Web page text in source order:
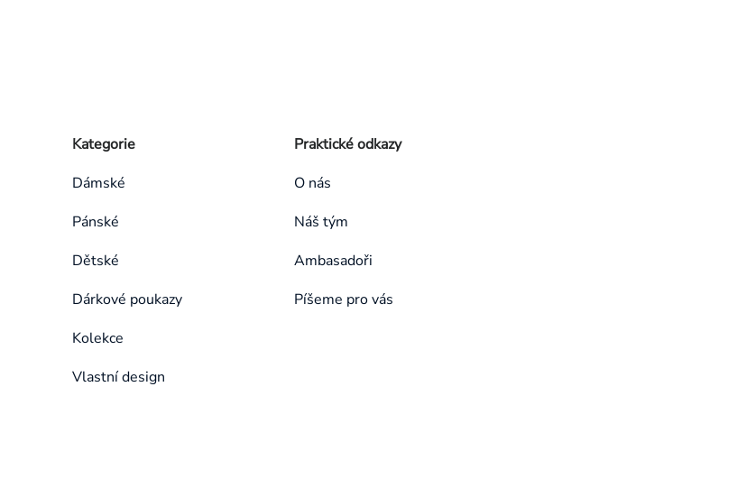
kategorie
Kategorie
Dámské
Pánské
Dětské
Dárkové poukazy
Kolekce
Vlastní design
Praktické odkazy
O nás
Náš tým
Ambasadoři
Píšeme pro vás